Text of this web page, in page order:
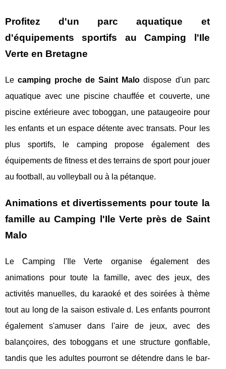
Profitez d'un parc aquatique et
d'équipements sportifs au Camping l'Ile
Verte en Bretagne
Lecamping proche de Saint Malodispose d'un parc
aquatique avec une piscine chauffée et couverte, une
piscine extérieure avec toboggan, une pataugeoire pour
les enfants et un espace détente avec transats. Pour les
plus sportifs, le camping propose également des
équipements de fitness et des terrains de sport pour jouer
au football, au volleyball ou à la pétanque.
Animations et divertissements pour toute la
famille au Camping l'Ile Verte près de Saint
Malo
Le Camping l'Ile Verte organise également des
animations pour toute la famille, avec des jeux, des
activités manuelles, du karaoké et des soirées à thème
tout au long de la saison estivale d. Les enfants pourront
également s'amuser dans l'aire de jeux, avec des
balançoires, des toboggans et une structure gonflable,
tandis que les adultes pourront se détendre dans le bar-